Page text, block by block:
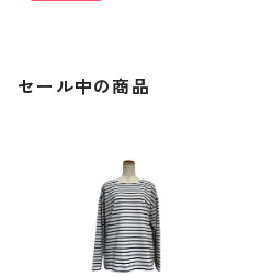
セール中の商品